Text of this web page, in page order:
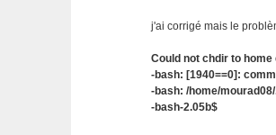
j'ai corrigé mais le
Could not chdir to
-bash: [1940==0]:
-bash: /home/
-bash-2.05b$